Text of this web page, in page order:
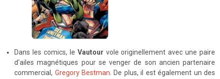
Dans les comics, le Vautour vole originellement avec une paire
d'ailes magnétiques pour se venger de son ancien partenaire
commercial, Gregory Bestman. De plus, il est également un des